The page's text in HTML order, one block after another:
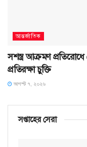
আন্তর্জাতিক
সশস্ত্র আক্রমণ
প্রতিরক্ষা চুক্তি
আগস্ট ৭, ২০২৬
সপ্তাহের সেরা